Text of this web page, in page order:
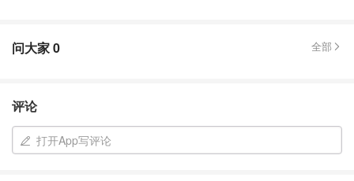
超级晒～人手一把伞来遮遮太阳。
问大家0 全部
评论
打开App写评论